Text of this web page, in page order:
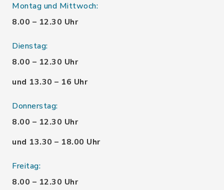
Montag und Mittwoch:
8.00 – 12.30 Uhr
Dienstag:
8.00 – 12.30 Uhr
und 13.30 – 16 Uhr
Donnerstag:
8.00 – 12.30 Uhr
und 13.30 – 18.00 Uhr
Freitag:
8.00 – 12.30 Uhr